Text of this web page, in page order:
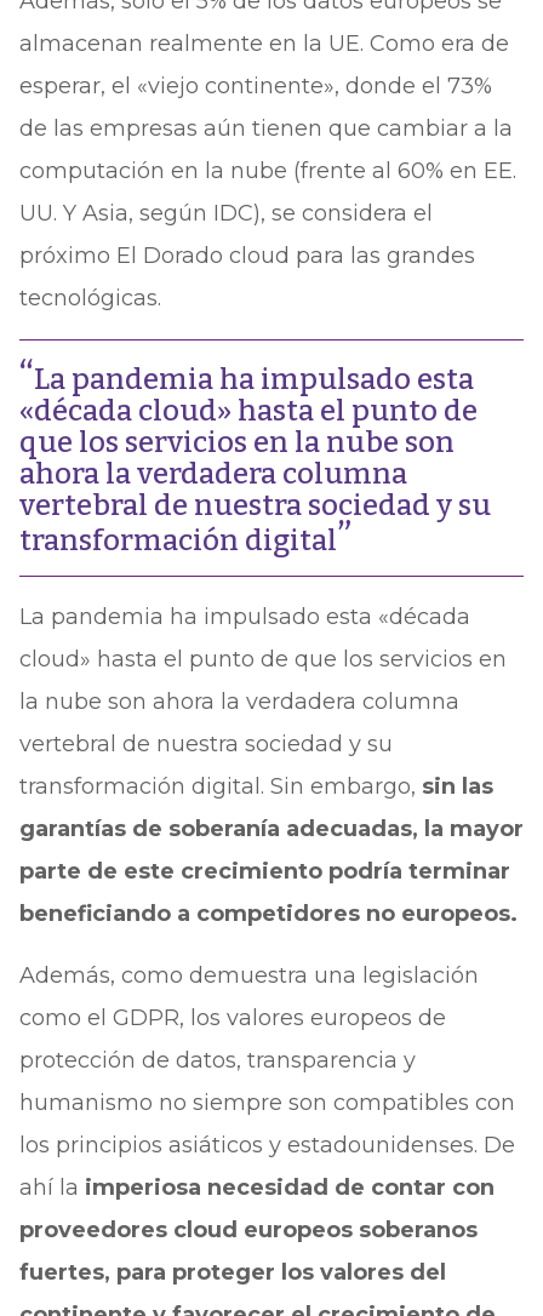
almacenan realmente en la UE. Como era de
esperar, el «viejo continente», donde el 73%
de las empresas aún tienen que cambiar a la
computación en la nube (frente al 60% en EE.
UU. Y Asia, según IDC), se considera el
próximo El Dorado cloud para las grandes
tecnológicas.
La pandemia ha impulsado esta
«década cloud» hasta el punto de
que los servicios en la nube son
ahora la verdadera columna
vertebral de nuestra sociedad y su
transformación digital
La pandemia ha impulsado esta «década
cloud» hasta el punto de que los servicios en
la nube son ahora la verdadera columna
vertebral de nuestra sociedad y su
transformación digital. Sin embargo, sin las
garantías de soberanía adecuadas, la mayor
parte de este crecimiento podría terminar
beneficiando a competidores no europeos.
Además, como demuestra una legislación
como el GDPR, los valores europeos de
protección de datos, transparencia y
humanismo no siempre son compatibles con
los principios asiáticos y estadounidenses. De
ahí la imperiosa necesidad de contar con
proveedores cloud europeos soberanos
fuertes, para proteger los valores del